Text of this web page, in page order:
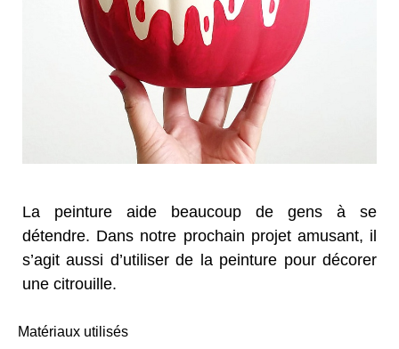
La peinture aide beaucoup de gens à se
détendre. Dans notre prochain projet amusant, il
s’agit aussi d’utiliser de la peinture pour décorer
une citrouille.
Matériaux utilisés